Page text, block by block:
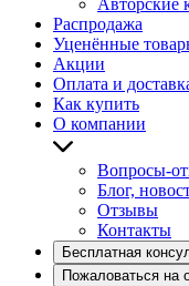
Авторские
Распродажа
Уценённые
Акции
Оплата и
Как купить
О компании
Вопросы-
Блог,
Отзывы
Контакты
Бесплатная
Пожаловаться на